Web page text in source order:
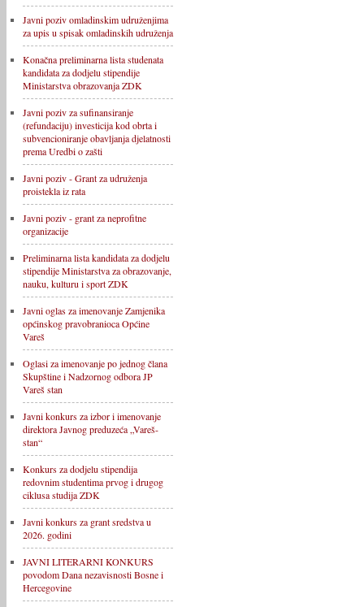
Javni poziv omladinskim udruženjima
za upis u spisak omladinskih udruženja
Konačna preliminarna lista studenata
kandidata za dodjelu stipendije
Ministarstva obrazovanja ZDK
Javni poziv za sufinansiranje
(refundaciju) investicija kod obrta i
subvencioniranje obavljanja djelatnosti
prema Uredbi o zašti
Javni poziv - Grant za udruženja
proistekla iz rata
Javni poziv - grant za neprofitne
organizacije
Preliminarna lista kandidata za dodjelu
stipendije Ministarstva za obrazovanje,
nauku, kulturu i sport ZDK
Javni oglas za imenovanje Zamjenika
općinskog pravobranioca Općine
Vareš
Oglasi za imenovanje po jednog člana
Skupštine i Nadzornog odbora JP
Vareš stan
Javni konkurs za izbor i imenovanje
direktora Javnog preduzeća „Vareš-
stan“
Konkurs za dodjelu stipendija
redovnim studentima prvog i drugog
ciklusa studija ZDK
Javni konkurs za grant sredstva u
2026. godini
JAVNI LITERARNI KONKURS
povodom Dana nezavisnosti Bosne i
Hercegovine